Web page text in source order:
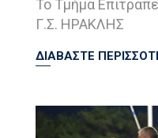
Το Τμήμα
Γ.Σ. ΗΡΑΚΛΗΣ
ΔΙΑΒΑΣΤΕ